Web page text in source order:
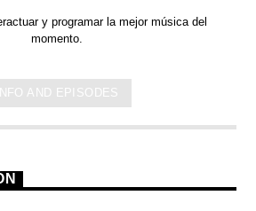
y programar la mejor música del
momento.
INFO AND EPISODES